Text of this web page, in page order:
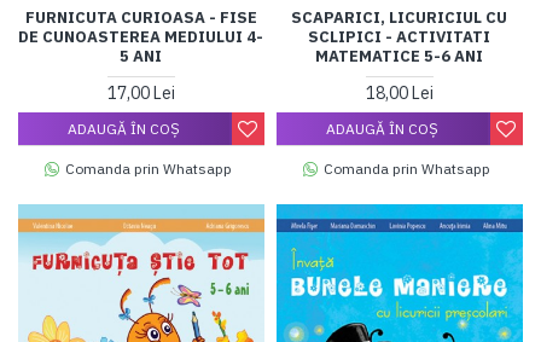
FURNICUTA CURIOASA - FISE
DE CUNOASTEREA MEDIULUI 4-
5 ANI
17,00 Lei
ADAUGĂ ÎN COŞ
Comanda prin Whatsapp
SCAPARICI, LICURICIUL CU
SCLIPICI - ACTIVITATI
MATEMATICE 5-6 ANI
18,00 Lei
ADAUGĂ ÎN COŞ
Comanda prin Whatsapp